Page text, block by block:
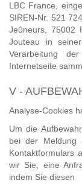
LBC France,
SIREN-Nr. 521
Jeûneurs, 75002
Jouteau in
Verarbeitung
Internetseite
V -
Analyse-Cookies
Um die
bei der Meldung
Kontaktformulars
wir Sie, eine
indem Sie diesen